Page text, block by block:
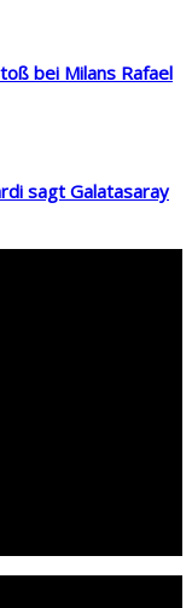
bei Milans Rafael
sagt Galatasaray